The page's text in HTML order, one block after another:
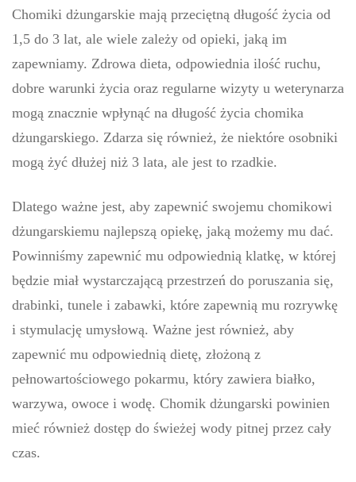
Chomiki dżungarskie mają przeciętną długość życia od
1,5 do 3 lat, ale wiele zależy od opieki, jaką im
zapewniamy. Zdrowa dieta, odpowiednia ilość ruchu,
dobre warunki życia oraz regularne wizyty u weterynarza
mogą znacznie wpłynąć na długość życia chomika
dżungarskiego. Zdarza się również, że niektóre osobniki
mogą żyć dłużej niż 3 lata, ale jest to rzadkie.
Dlatego ważne jest, aby zapewnić swojemu chomikowi
dżungarskiemu najlepszą opiekę, jaką możemy mu dać.
Powinniśmy zapewnić mu odpowiednią klatkę, w której
będzie miał wystarczającą przestrzeń do poruszania się,
drabinki, tunele i zabawki, które zapewnią mu rozrywkę
i stymulację umysłową. Ważne jest również, aby
zapewnić mu odpowiednią dietę, złożoną z
pełnowartościowego pokarmu, który zawiera białko,
warzywa, owoce i wodę. Chomik dżungarski powinien
mieć również dostęp do świeżej wody pitnej przez cały
czas.